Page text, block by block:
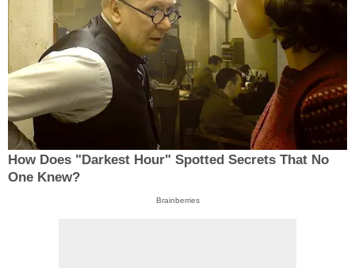
How Does "Darkest Hour" Spotted Secrets That No
One Knew?
Brainberries